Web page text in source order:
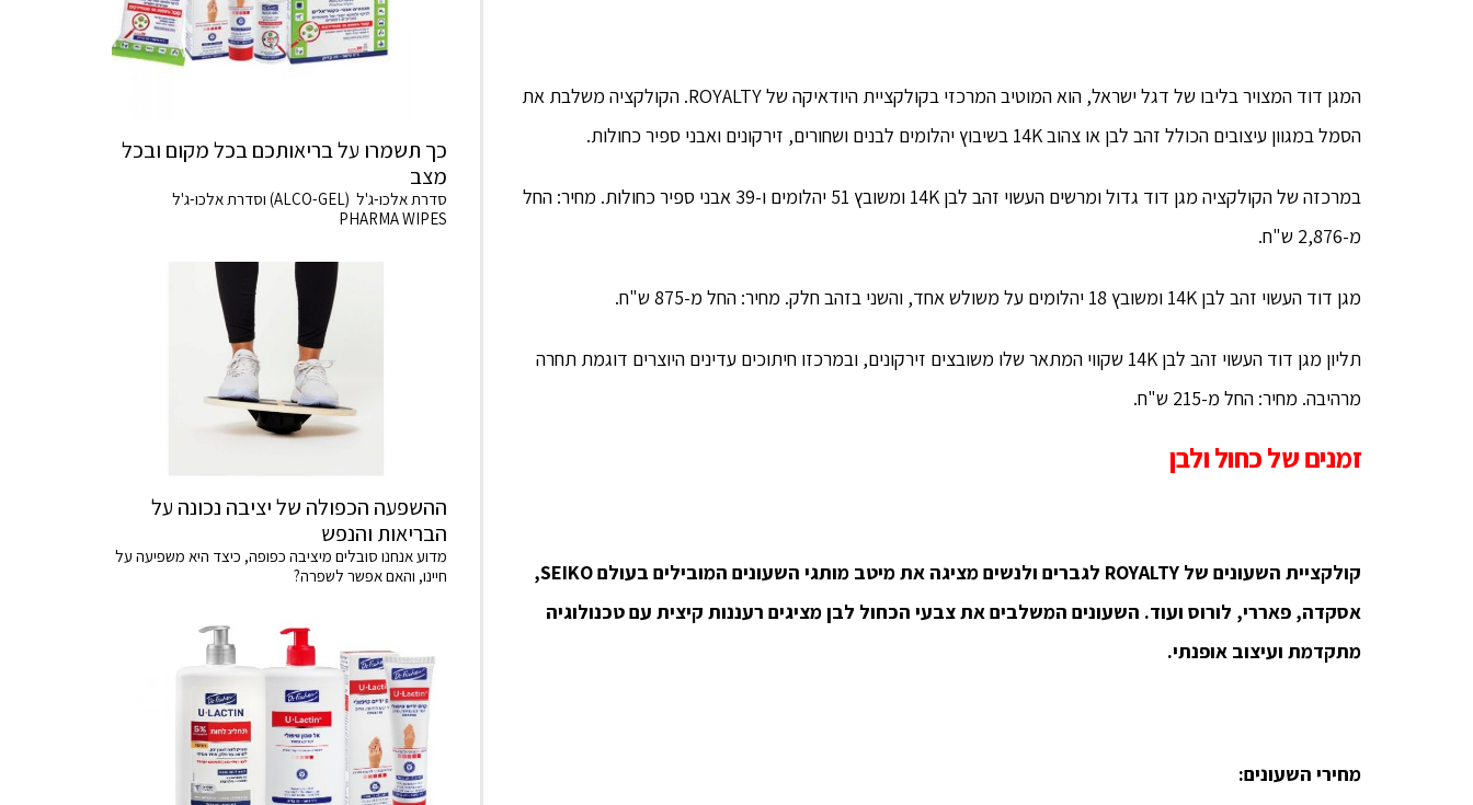
המגן דוד המצויר בליבו של דגל ישראל, הוא המוטיב המרכזי בקולקציית היודאיקה של ROYALTY. הקולקציה משלבת את
הסמל במגוון עיצובים הכולל זהב לבן או צהוב 14K בשיבוץ יהלומים לבנים ושחורים, זירקונים ואבני ספיר כחולות.
במרכזה של הקולקציה מגן דוד גדול ומרשים העשוי זהב לבן 14K ומשובץ 51 יהלומים ו-39 אבני ספיר כחולות. מחיר: החל
מ-2,876 ש"ח.
מגן דוד העשוי זהב לבן 14K ומשובץ 18 יהלומים על משולש אחד, והשני בזהב חלק. מחיר: החל מ-875 ש"ח.
תליון מגן דוד העשוי זהב לבן 14K שקווי המתאר שלו משובצים זירקונים, ובמרכזו חיתוכים עדינים היוצרים דוגמת תחרה
מרהיבה. מחיר: החל מ-215 ש"ח.
זמנים של כחול ולבן
קולקציית השעונים של ROYALTY לגברים ולנשים מציגה את מיטב מותגי השעונים המובילים בעולם SEIKO,
אסקדה, פאררי, לורוס ועוד. השעונים המשלבים את צבעי הכחול לבן מציגים רעננות קיצית עם טכנולוגיה
מתקדמת ועיצוב אופנתי.
מחירי השעונים:
כך תשמרו על בריאותכם בכל מקום ובכל
מצב
סדרת אלכו-ג'ל (ALCO-GEL) וסדרת אלכו-ג'ל
PHARMA WIPES
ההשפעה הכפולה של יציבה נכונה על
הבריאות והנפש
מדוע אנחנו סובלים מיציבה כפופה, כיצד היא משפיעה על
חיינו, והאם אפשר לשפרה?